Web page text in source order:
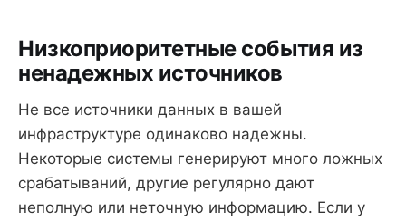
Низкоприоритетные события из
ненадежных источников
Не все источники данных в вашей
инфраструктуре одинаково надежны.
Некоторые системы генерируют много ложных
срабатываний, другие регулярно дают
неполную или неточную информацию. Если у